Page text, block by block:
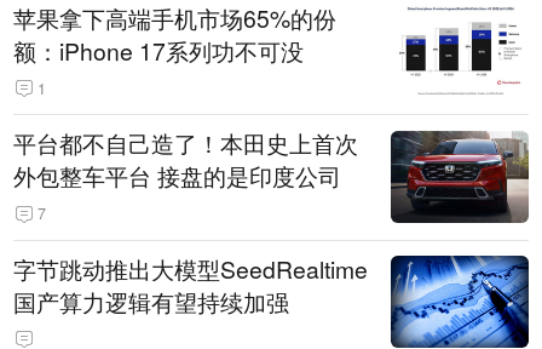
苹果拿下高端手机市场65%的份
额：iPhone 17系列功不可没
1
平台都不自己造了！本田史上首次
外包整车平台 接盘的是印度公司
7
字节跳动推出大模型SeedRealtime
国产算力逻辑有望持续加强